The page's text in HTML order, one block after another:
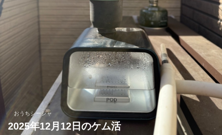
おうちシーシャ
2025年12月12日のケム活